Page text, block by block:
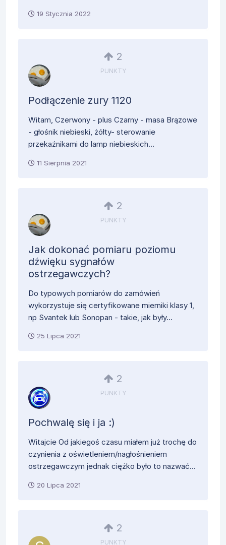
19 Stycznia 2022
2
PUNKTY
Podłączenie zury 1120
Witam, Czerwony - plus Czarny - masa Brązowe
- głośnik niebieski, żółty- sterowanie
przekaźnikami do lamp niebieskich...
11 Sierpnia 2021
2
PUNKTY
Jak dokonać pomiaru poziomu
dźwięku sygnałów
ostrzegawczych?
Do typowych pomiarów do zamówień
wykorzystuje się certyfikowane mierniki klasy 1,
np Svantek lub Sonopan - takie, jak były...
25 Lipca 2021
2
PUNKTY
Pochwalę się i ja :)
Witajcie Od jakiegoś czasu miałem już trochę do
czynienia z oświetleniem/nagłośnieniem
ostrzegawczym jednak ciężko było to nazwać...
20 Lipca 2021
2
PUNKTY